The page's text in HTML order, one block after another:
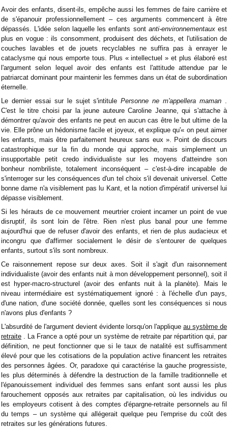
Avoir des enfants, disent-ils, empêche aussi les femmes de faire carrière et
de s'épanouir professionnellement – ​​ces arguments commencent à être
dépassés. L'idée selon laquelle les enfants sont anti-environnementauxest
plus en vogue : ils consomment, produisent des déchets, et l'utilisation de
couches lavables et de jouets recyclables ne suffira pas à enrayer le
cataclysme qui nous emporte tous. Plus « intellectuel » et plus élaboré est
l'argument selon lequel avoir des enfants est l'attitude attendue par le
patriarcat dominant pour maintenir les femmes dans un état de subordination
éternelle.
Le dernier essai sur le sujet s'intitulePersonne ne m'appellera maman
C'est le titre choisi par la jeune auteure Caroline Jeanne, qui s'attache à
démontrer qu'avoir des enfants ne peut en aucun cas être le but ultime de la
vie. Elle prône un hédonisme facile et joyeux, et explique qu'« on peut aimer
les enfants, mais être parfaitement heureux sans eux ». Point de discours
catastrophique sur la fin du monde qui approche, mais simplement un
insupportable petit credo individualiste sur les moyens d'atteindre son
bonheur nombriliste, totalement inconséquent – ​​c'est-à-dire incapable de
s'interroger sur les conséquences d'un tel choix s'il devenait universel. Cette
bonne dame n'a visiblement pas lu Kant, et la notion d'impératif universel lui
dépasse visiblement.
Si les hérauts de ce mouvement meurtrier croient incarner un point de vue
disruptif, ils sont loin de l'être. Rien n'est plus banal pour une femme
aujourd'hui que de refuser d'avoir des enfants, et rien de plus audacieux et
incongru que d'affirmer socialement le désir de s'entourer de quelques
enfants, surtout s'ils sont nombreux.
Ce raisonnement repose sur deux axes. Soit il s'agit d'un raisonnement
individualiste (avoir des enfants nuit à mon développement personnel), soit il
est hyper-macro-structurel (avoir des enfants nuit à la planète). Mais le
niveau intermédiaire est systématiquement ignoré : à l'échelle d'un pays,
d'une nation, d'une société donnée, quelles sont les conséquences si nous
n'avons plus d'enfants ?
L'absurdité de l'argument devient évidente lorsqu'on l'applique au système de
retraite . La France a opté pour un système de retraite par répartition qui, par
définition, ne peut fonctionner que si le taux de natalité est suffisamment
élevé pour que les cotisations de la population active financent les retraites
des personnes âgées. Or, paradoxe qui caractérise la gauche progressiste,
les plus déterminés à défendre la destruction de la famille traditionnelle et
l'épanouissement individuel des femmes sans enfant sont aussi les plus
farouchement opposés aux retraites par capitalisation, où les individus ou
les employeurs cotisent à des comptes d'épargne-retraite personnels au fil
du temps – un système qui allégerait quelque peu l'emprise du coût des
retraites sur les générations futures.